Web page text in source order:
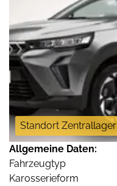
Standort Zentrallager
Allgemeine Daten:
Fahrzeugtyp
Karosserieform